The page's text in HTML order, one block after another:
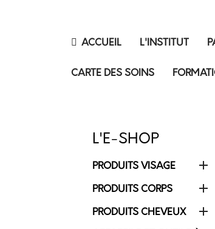
ACCUEIL L'INSTITUT
CARTE DES SOINS
L'E-SHOP
PRODUITS VISAGE 
PRODUITS CORPS 
PRODUITS CHEVEUX 